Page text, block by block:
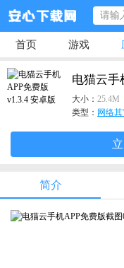
首页 游戏
电猫云手
大小： 25.4M
类型： 网络其
简介